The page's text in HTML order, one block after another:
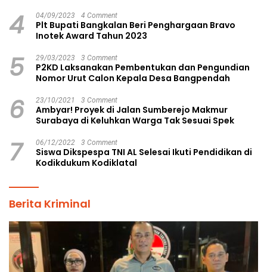
4 04/09/2023 4 Comment
Plt Bupati Bangkalan Beri Penghargaan Bravo
Inotek Award Tahun 2023
5 29/03/2023 3 Comment
P2KD Laksanakan Pembentukan dan Pengundian
Nomor Urut Calon Kepala Desa Bangpendah
6 23/10/2021 3 Comment
Ambyar! Proyek di Jalan Sumberejo Makmur
Surabaya di Keluhkan Warga Tak Sesuai Spek
7 06/12/2022 3 Comment
Siswa Dikspespa TNI AL Selesai Ikuti Pendidikan di
Kodikdukum Kodiklatal
Berita Kriminal